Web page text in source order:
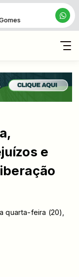
Gomes BAILÃO DA
e
quarta-feira (20),